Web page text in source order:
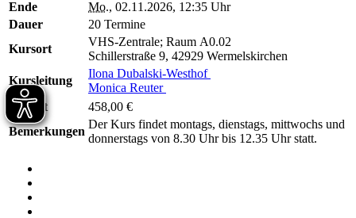
Ende
Mo., 02.11.2026, 12:35 Uhr
Dauer
20 Termine
Kursort
VHS-Zentrale; Raum A0.02
Schillerstraße 9, 42929 Wermelskirchen
Kursleitung
Ilona Dubalski-Westhof
Monica Reuter
Entgelt
458,00 €
Bemerkungen
Der Kurs findet montags, dienstags, mittwochs und
donnerstags von 8.30 Uhr bis 12.35 Uhr statt.